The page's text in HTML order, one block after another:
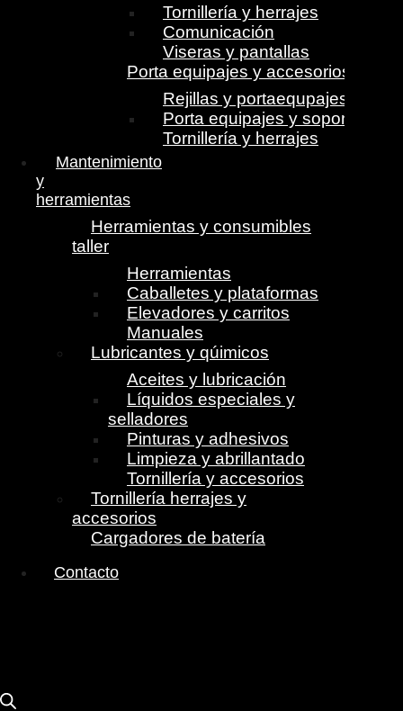
Tornillería y herrajes
Comunicación
Viseras y pantallas
Porta equipajes y accesorios
Rejillas y portaequpajes
Porta equipajes y soportes
Tornillería y herrajes
Mantenimiento
y
herramientas
Herramientas y consumibles
taller
Herramientas
Caballetes y plataformas
Elevadores y carritos
Manuales
Lubricantes y qúimicos
Aceites y lubricación
Líquidos especiales y
selladores
Pinturas y adhesivos
Limpieza y abrillantado
Tornillería y accesorios
Tornillería herrajes y
accesorios
Cargadores de batería
Contacto